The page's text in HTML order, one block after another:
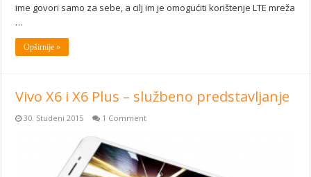
ime govori samo za sebe, a cilj im je omogućiti korištenje LTE mreža
…
Opširnije »
Vivo X6 i X6 Plus – službeno predstavljanje
30. Studeni 2015 1 Comment